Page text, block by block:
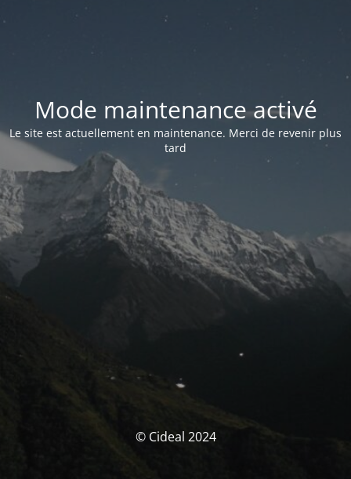
Mode maintenance activé
Le site est actuellement en maintenance. Merci de revenir plus
tard
© Cideal 2024